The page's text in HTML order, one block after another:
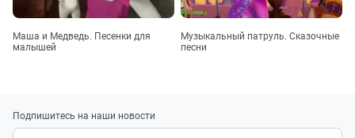
Маша и Медведь. Песенки для
малышей
Музыкальный патруль. Сказочные
песни
Подпишитесь на наши новости